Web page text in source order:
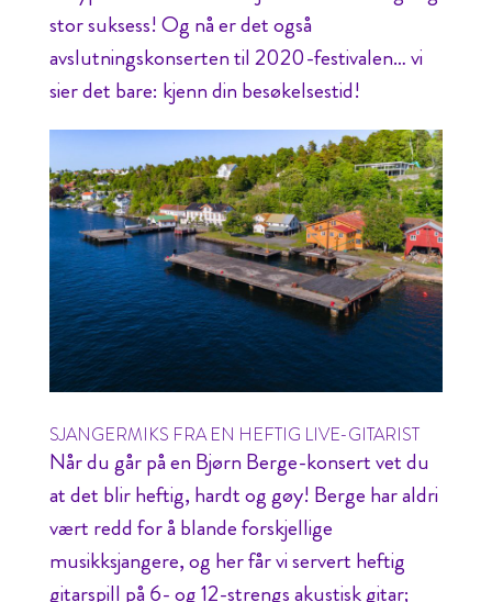
stor suksess! Og nå er det også
avslutningskonserten til 2020-festivalen… vi
sier det bare: kjenn din besøkelsestid!
SJANGERMIKS FRA EN HEFTIG LIVE-GITARIST
Når du går på en Bjørn Berge-konsert vet du
at det blir heftig, hardt og gøy! Berge har aldri
vært redd for å blande forskjellige
musikksjangere, og her får vi servert heftig
gitarspill på 6- og 12-strengs akustisk gitar;